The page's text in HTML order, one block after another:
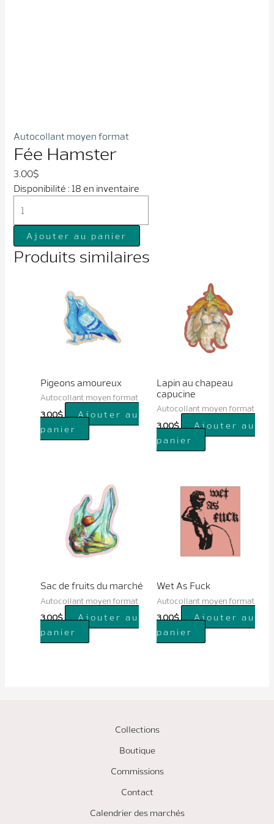
Autocollant moyen format
Fée Hamster
3.00$
Disponibilité : 18 en inventaire
de
Fée
Hamster
Ajouter au panier
Produits similaires
Pigeons amoureux
Autocollant moyen format
3.00$
Ajouter au
panier
Lapin au chapeau
capucine
Autocollant moyen format
3.00$
Ajouter au
panier
Sac de fruits du marché
Autocollant moyen format
3.00$
Ajouter au
panier
Wet As Fuck
Autocollant moyen format
3.00$
Ajouter au
panier
Collections
Boutique
Commissions
Contact
Calendrier des marchés